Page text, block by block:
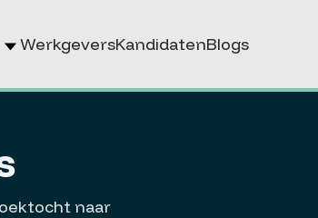
WerkgeversKandidatenBlogs
naar